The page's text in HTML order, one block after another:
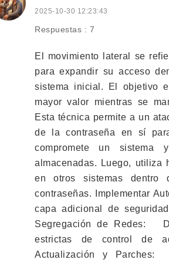
2025-10-30 12:23:43
Respuestas : 7
El movimiento lateral se
para expandir su acceso
sistema inicial. El objetivo
mayor valor mientras se
Esta técnica permite a un
de la contraseña en sí
compromete un
almacenadas. Luego, utiliza
en otros sistemas
contraseñas. Implementar
capa adicional de
Segregación de Redes:
estrictas de control de
Actualización y